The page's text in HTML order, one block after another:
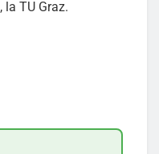
TU Graz.